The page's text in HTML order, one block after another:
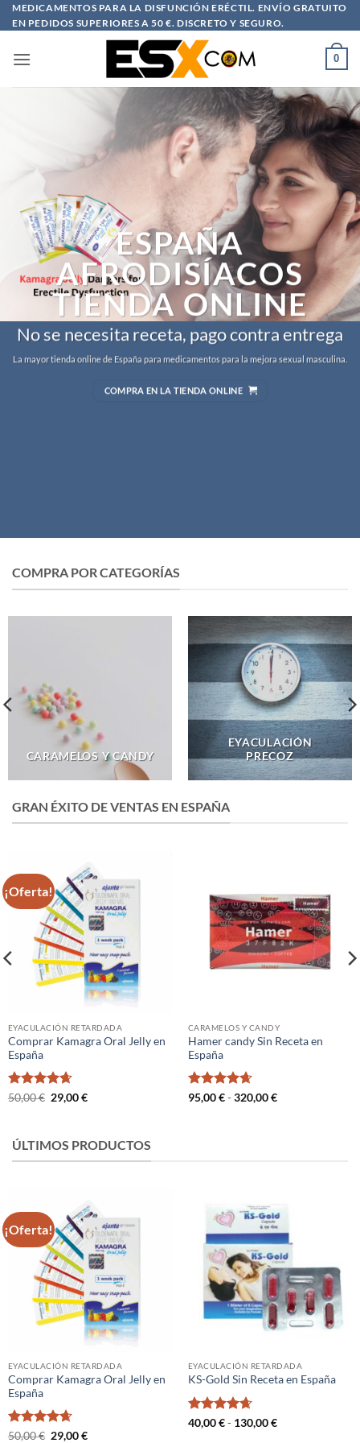
Saltar
al
MEDICAMENTOS PARA LA DISFUNCIÓN ERÉCTIL. ENVÍO GRATUITO
EN PEDIDOS SUPERIORES A 50 €. DISCRETO Y SEGURO.
0
ESPAÑA
AFRODISÍACOS
TIENDA ONLINE
No se necesita receta, pago contra entrega
La mayor tienda online de España para medicamentos para la mejora sexual masculina.
COMPRA EN LA TIENDA ONLINE
COMPRA POR CATEGORÍAS
CARAMELOS Y CANDY
EYACULACIÓN
PRECOZ
GRAN ÉXITO DE VENTAS EN ESPAÑA
¡Oferta!
EYACULACIÓN RETARDADA
Comprar Kamagra Oral Jelly en
España
Valorado
50,00€ El
precio
50,00 €.
29,00€El
29,00 €.
CARAMELOS Y CANDY
Hamer candy Sin Receta en
España
Valorado
95,00€ - 320,00€Rango
ÚLTIMOS PRODUCTOS
¡Oferta!
EYACULACIÓN RETARDADA
Comprar Kamagra Oral Jelly en
España
Valorado
50,00€ El
29,00€El
EYACULACIÓN RETARDADA
KS-Gold Sin Receta en España
Valorado
40,00€ - 130,00€Rango